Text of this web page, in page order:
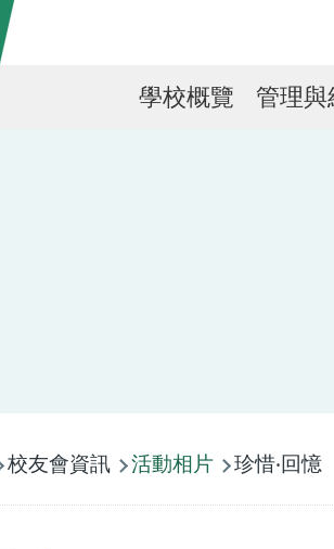
Main
學校概覽 管理與
校友會資訊 活動相片 珍惜‧回憶